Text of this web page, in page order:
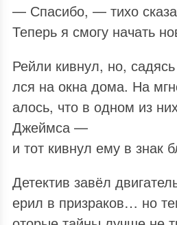
— Спасибо, — тихо
Теперь я смогу начать
Рейли кивнул, но,
лся на окна дома. На
алось, что в одном из
Джеймса —
и тот кивнул ему в знак
Детектив завёл
ерил в призраков… но